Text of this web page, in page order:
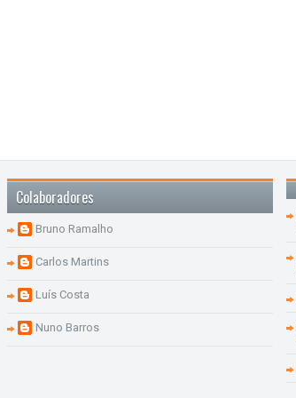
Colaboradores
Bruno Ramalho
Carlos Martins
Luís Costa
Nuno Barros